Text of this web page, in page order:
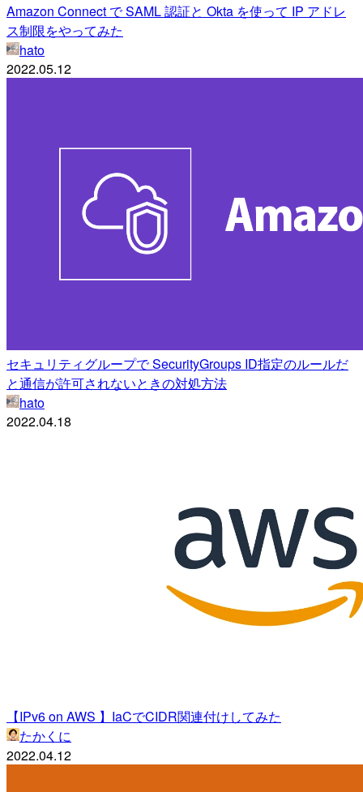
Amazon Connect で SAML 認証と Okta を使って IP アドレ
ス制限をやってみた
hato
2022.05.12
セキュリティグループで SecurityGroups ID指定のルールだ
と通信が許可されないときの対処方法
hato
2022.04.18
【IPv6 on AWS 】IaCでCIDR関連付けしてみた
たかくに
2022.04.12